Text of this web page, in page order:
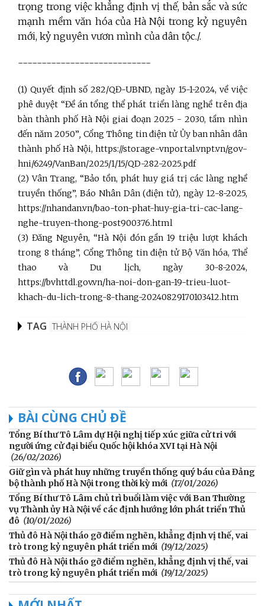
trọng trong việc khẳng định vị thế, bản sắc và sức
mạnh mềm văn hóa của Hà Nội trong kỷ nguyên
mới, kỷ nguyên vươn mình của dân tộc./.
----------------------------
(1) Quyết định số 282/QĐ-UBND, ngày 15-1-2024, về việc
phê duyệt “Đề án tổng thể phát triển làng nghề trên địa
bàn thành phố Hà Nội giai đoạn 2025 - 2030, tầm nhìn
đến năm 2050”, Cổng Thông tin điện tử Ủy ban nhân dân
thành phố Hà Nội, https://storage-vnportal.vnpt.vn/gov-
hni/6249/VanBan/2025/1/15/QD-282-2025.pdf
(2) Vân Trang, “Bảo tồn, phát huy giá trị các làng nghề
truyền thống”, Báo Nhân Dân (điện tử), ngày 12-8-2025,
https://nhandan.vn/bao-ton-phat-huy-gia-tri-cac-lang-
nghe-truyen-thong-post900376.html
(3) Đăng Nguyên, “Hà Nội đón gần 19 triệu lượt khách
trong 8 tháng”, Cổng Thông tin điện tử Bộ Văn hóa, Thể
thao và Du lịch, ngày 30-8-2024,
https://bvhttdl.gov.vn/ha-noi-don-gan-19-trieu-luot-
khach-du-lich-trong-8-thang-20240829170103412.htm
TAG THÀNH PHỐ HÀ NỘI
BÀI CÙNG CHỦ ĐỀ
Tổng Bí thư Tô Lâm dự Hội nghị tiếp xúc giữa cử tri với
người ứng cử đại biểu Quốc hội khóa XVI tại Hà Nội
(26/02/2026)
Giữ gìn và phát huy những truyền thống quý báu của Đảng
bộ thành phố Hà Nội trong thời kỳ mới (17/01/2026)
Tổng Bí thư Tô Lâm chủ trì buổi làm việc với Ban Thường
vụ Thành ủy Hà Nội về các định hướng lớn phát triển Thủ
đô (10/01/2026)
Thủ đô Hà Nội tháo gỡ điểm nghẽn, khẳng định vị thế, vai
trò trong kỷ nguyên phát triển mới (19/12/2025)
Thủ đô Hà Nội tháo gỡ điểm nghẽn, khẳng định vị thế, vai
trò trong kỷ nguyên phát triển mới (19/12/2025)